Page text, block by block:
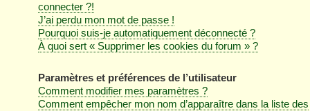
connecter ?!
J’ai perdu mon mot de passe !
Pourquoi suis-je automatiquement déconnecté ?
À quoi sert « Supprimer les cookies du forum » ?
Paramètres et préférences de l’utilisateur
Comment modifier mes paramètres ?
Comment empêcher mon nom d’apparaître dans la liste des